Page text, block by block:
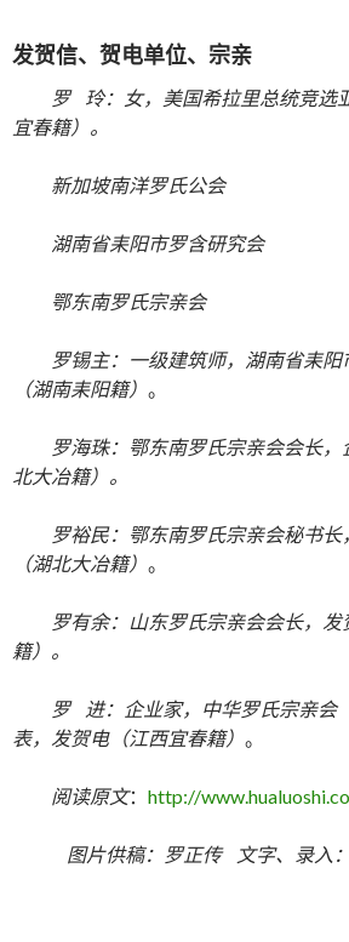
发贺信、贺电单位、宗亲
罗 玲：女，美国希拉里总统竞选
宜春籍）。
新加坡南洋罗氏公会
湖南省耒阳市罗含研究会
鄂东南罗氏宗亲会
罗锡主：一级建筑师，湖南省耒
（湖南耒阳籍） 。
罗海珠：鄂东南罗氏宗亲会会长
北大冶籍）。
罗裕民：鄂东南罗氏宗亲会秘书
（湖北大冶籍） 。
罗有余：山东罗氏宗亲会会长，
籍）。
罗 进：企业家，中华罗氏宗亲会
表，发贺电（江西宜春籍） 。
阅读原文： http://
图片供稿：罗正传 文字、录入